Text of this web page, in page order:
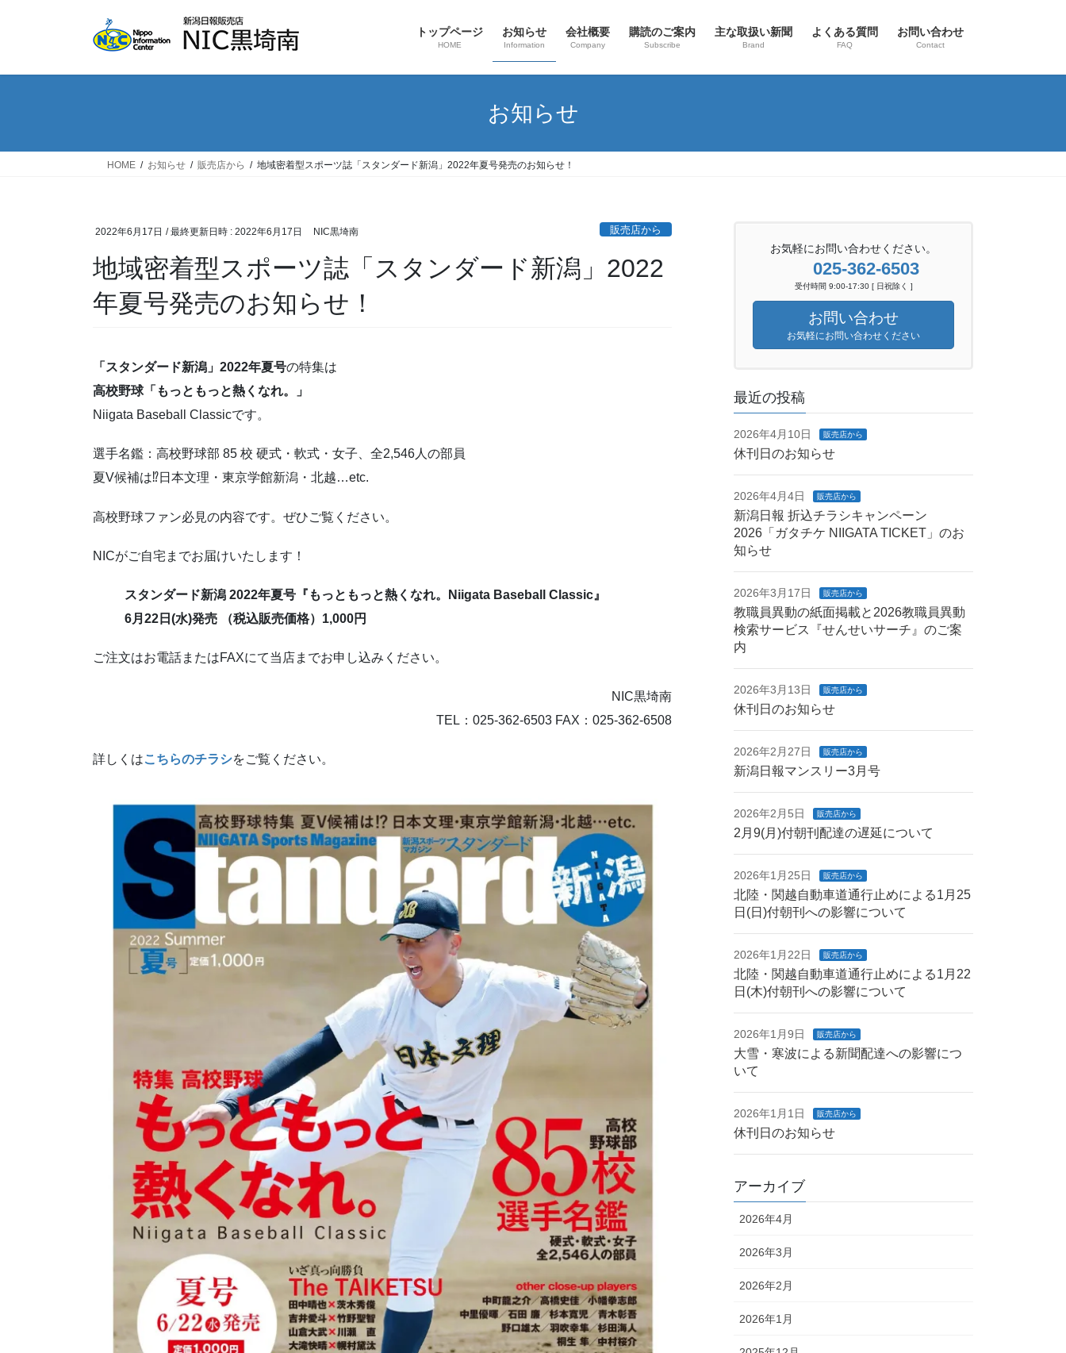
トップページ
HOME
お知らせ
Information
会社概要
Company
購読のご案内
Subscribe
主な取扱い新聞
Brand
よくある質問
FAQ
お問い合わせ
Contact
お知らせ
HOME お知らせ 販売店から 地域密着型スポーツ誌「スタンダード新潟」2022年夏号発売のお知らせ！
2022年6月17日 / 最終更新日時 : 2022年6月17日 NIC黒埼南 販売店から
地域密着型スポーツ誌「スタンダード新潟」2022
年夏号発売のお知らせ！
「スタンダード新潟」2022年夏号の特集は
高校野球「もっともっと熱くなれ。」
Niigata Baseball Classicです。
選手名鑑：高校野球部 85 校 硬式・軟式・女子、全2,546人の部員
夏V候補は⁉日本文理・東京学館新潟・北越…etc.
高校野球ファン必見の内容です。ぜひご覧ください。
NICがご自宅までお届けいたします！
スタンダード新潟 2022年夏号『もっともっと熱くなれ。Niigata Baseball Classic』
6月22日(水)発売 （税込販売価格）1,000円
ご注文はお電話またはFAXにて当店までお申し込みください。
NIC黒埼南
TEL：025-362-6503 FAX：025-362-6508
詳しくはこちらのチラシをご覧ください。
お気軽にお問い合わせください。
025-362-6503
受付時間 9:00-17:30 [ 日祝除く ]
お問い合わせ
お気軽にお問い合わせください
最近の投稿
2026年4月10日 販売店から
休刊日のお知らせ
2026年4月4日 販売店から
新潟日報 折込チラシキャンペーン
2026「ガタチケ NIIGATA TICKET」のお
知らせ
2026年3月17日 販売店から
教職員異動の紙面掲載と2026教職員異動
検索サービス『せんせいサーチ』のご案
内
2026年3月13日 販売店から
休刊日のお知らせ
2026年2月27日 販売店から
新潟日報マンスリー3月号
2026年2月5日 販売店から
2月9(月)付朝刊配達の遅延について
2026年1月25日 販売店から
北陸・関越自動車道通行止めによる1月25
日(日)付朝刊への影響について
2026年1月22日 販売店から
北陸・関越自動車道通行止めによる1月22
日(木)付朝刊への影響について
2026年1月9日 販売店から
大雪・寒波による新聞配達への影響につ
いて
2026年1月1日 販売店から
休刊日のお知らせ
アーカイブ
2026年4月
2026年3月
2026年2月
2026年1月